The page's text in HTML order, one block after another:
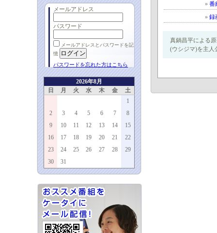
メールアドレス
パスワード
メールアドレスとパスワードを記
憶
パスワードを忘れた方はこちら
2026年8月
日
月 火 水 木 金
土
1
2
3 4 5 6 7
8
9
10 11 12 13 14
15
16
17 18 19 20 21
22
23
24 25 26 27 28
29
30
31
» 番
» 録
真鍋昌平による
(ウシジマ)を主人